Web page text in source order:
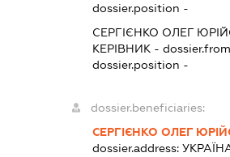
dossier.position -
СЕРГІЄНКО ОЛЕГ
КЕРІВНИК - dossier.from
dossier.position -
dossier.beneficiaries:
СЕРГІЄНКО ОЛЕГ
dossier.address: